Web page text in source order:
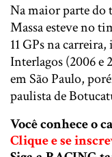
Na maior parte do
Massa esteve no
11 GPs na
Interlagos (2006
em São Paulo,
paulista de
Você conhece o
Clique e se